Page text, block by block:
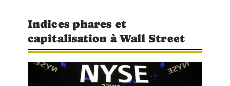
Indices phares et
capitalisation à Wall Street